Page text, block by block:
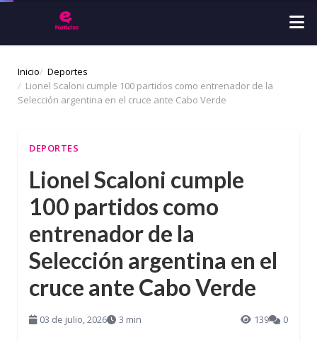
Inicio
Deportes
Lionel Scaloni cumple 100 partidos como entrenador de la
Selección argentina en el cruce ante Cabo Verde
DEPORTES
Lionel Scaloni cumple
100 partidos como
entrenador de la
Selección argentina en el
cruce ante Cabo Verde
03 de julio, 2026 3 min 139 0